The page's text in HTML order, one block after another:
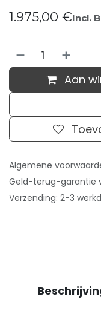
1.975,00 €Incl.
Aan
Algemene
Geld-terug-garantie
Verzending: 2-3